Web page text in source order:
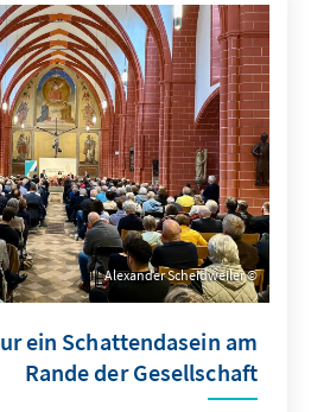
Alexander Scheidweiler
ein Schattendasein am
Rande der Gesellschaft